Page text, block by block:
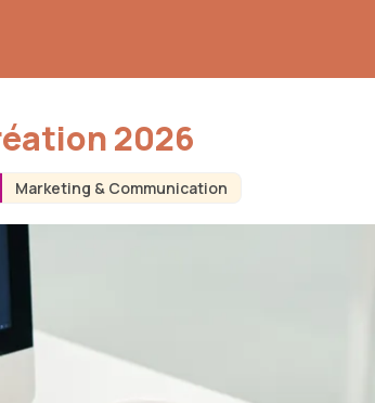
Marketing & Communication
2026